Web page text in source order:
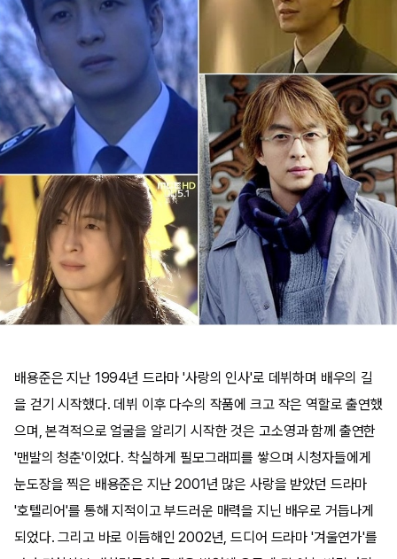
배용준은 지난 1994년 드라마 '사랑의 인사'로 데뷔하며 배우의 길
을 걷기 시작했다. 데뷔 이후 다수의 작품에 크고 작은 역할로 출연했
으며, 본격적으로 얼굴을 알리기 시작한 것은 고소영과 함께 출연한
'맨발의 청춘'이었다. 착실하게 필모그래피를 쌓으며 시청자들에게
눈도장을 찍은 배용준은 지난 2001년 많은 사랑을 받았던 드라마
'호텔리어'를 통해 지적이고 부드러운 매력을 지닌 배우로 거듭나게
되었다. 그리고 바로 이듬해인 2002년, 드디어 드라마 '겨울연가'를